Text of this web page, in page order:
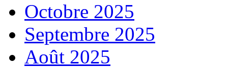
Octobre 2025
Septembre 2025
Août 2025